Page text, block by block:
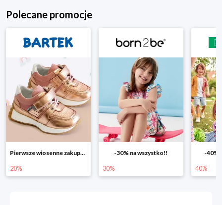
Polecane promocje
-30% na wszystko!!
30%
-40% na drugą sztukę
40% 25%